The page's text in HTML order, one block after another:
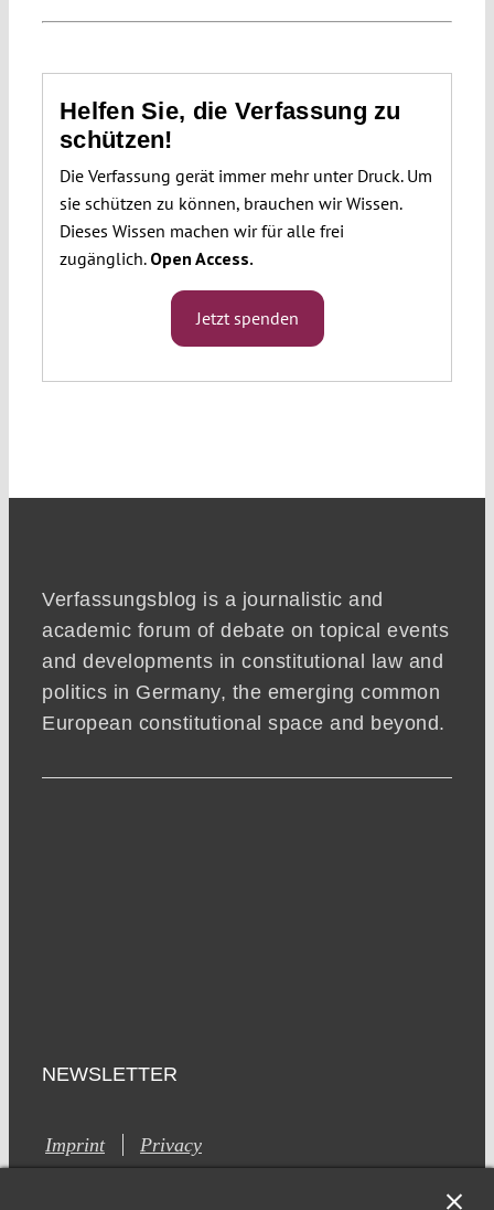
Helfen Sie, die Verfassung zu
schützen!
Die Verfassung gerät immer mehr unter Druck. Um
sie schützen zu können, brauchen wir Wissen.
Dieses Wissen machen wir für alle frei
zugänglich. Open Access.
Jetzt spenden
Verfassungsblog is a journalistic and
academic forum of debate on topical events
and developments in constitutional law and
politics in Germany, the emerging common
European constitutional space and beyond.
NEWSLETTER
Imprint Privacy